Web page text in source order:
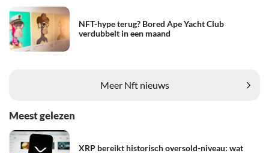
NFT-hype terug? Bored Ape Yacht Club
verdubbelt in een maand
Meer Nft nieuws
Meest gelezen
XRP bereikt historisch oversold-niveau: wat